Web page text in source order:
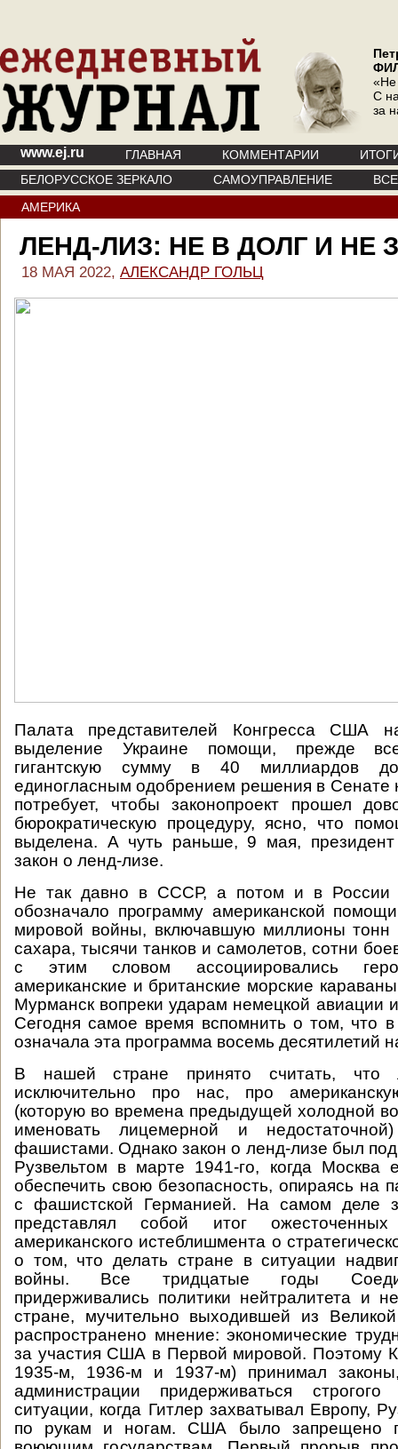
«Не
С
за
www.ej.ru ГЛАВНАЯ КОММЕНТАРИИ
БЕЛОРУССКОЕ ЗЕРКАЛО
САМОУПРАВЛЕНИЕ
АМЕРИКА
ЛЕНД-ЛИЗ: НЕ В ДОЛГ И НЕ
18 МАЯ 2022, АЛЕКСАНДР ГОЛЬЦ
Палата представителей Конгресса США
выделение Украине помощи, прежде
гигантскую сумму в 40 миллиардов
единогласным одобрением решения в Сенате
потребует, чтобы законопроект прошел
бюрократическую процедуру, ясно, что
выделена. А чуть раньше, 9 мая,
закон о ленд-лизе.
Не так давно в СССР, а потом и в России
обозначало программу американской
мировой войны, включавшую миллионы тонн
сахара, тысячи танков и самолетов, сотни
с этим словом ассоциировались
американские и британские морские
Мурманск вопреки ударам немецкой авиации
Сегодня самое время вспомнить о том, что в
означала эта программа восемь десятилетий
В нашей стране принято считать,
исключительно про нас, про
(которую во времена предыдущей холодной
именовать лицемерной и
фашистами. Однако закон о ленд-лизе был
Рузвельтом в марте 1941-го, когда Москва
обеспечить свою безопасность, опираясь на
с фашистской Германией. На самом деле
представлял собой итог
американского истеблишмента о
о том, что делать стране в ситуации
войны. Все тридцатые годы
придерживались политики нейтралитета и
стране, мучительно выходившей из
распространено мнение: экономические
за участия США в Первой мировой. Поэтому
1935-м, 1936-м и 1937-м) принимал
администрации придерживаться
ситуации, когда Гитлер захватывал Европу,
по рукам и ногам. США было запрещено